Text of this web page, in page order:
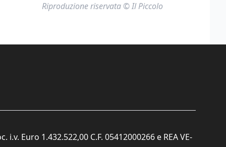
Riproduzione riservata © Il Piccolo
Euro 1.432.522,00 C.F. 05412000266 e REA VE-